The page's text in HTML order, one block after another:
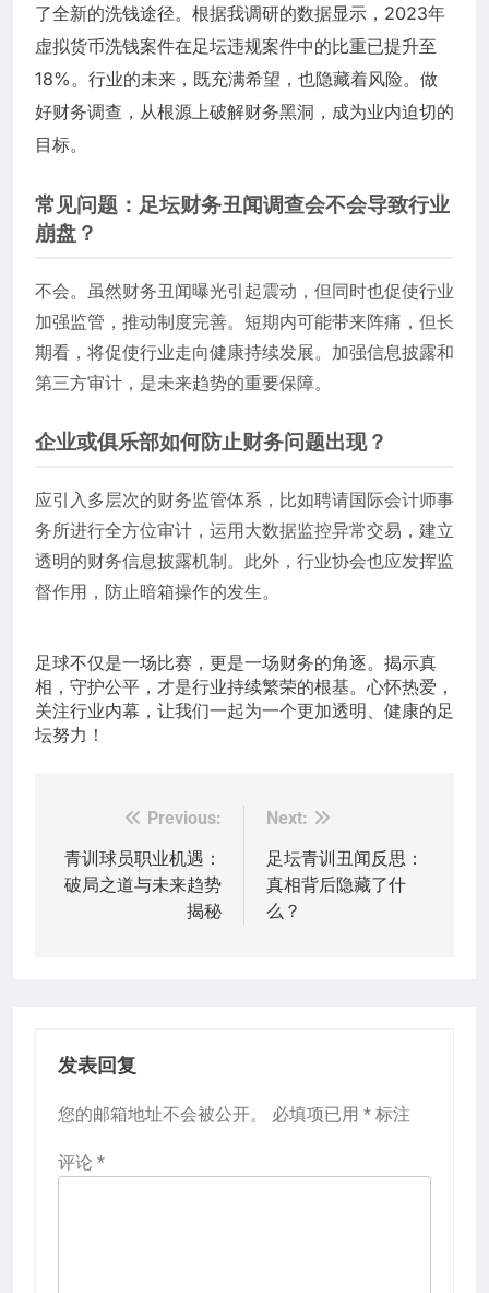
了全新的洗钱途径。根据我调研的数据显示，2023年
虚拟货币洗钱案件在足坛违规案件中的比重已提升至
18%。行业的未来，既充满希望，也隐藏着风险。做
好财务调查，从根源上破解财务黑洞，成为业内迫切的
目标。
常见问题：足坛财务丑闻调查会不会导致行业
崩盘？
不会。虽然财务丑闻曝光引起震动，但同时也促使行业
加强监管，推动制度完善。短期内可能带来阵痛，但长
期看，将促使行业走向健康持续发展。加强信息披露和
第三方审计，是未来趋势的重要保障。
企业或俱乐部如何防止财务问题出现？
应引入多层次的财务监管体系，比如聘请国际会计师事
务所进行全方位审计，运用大数据监控异常交易，建立
透明的财务信息披露机制。此外，行业协会也应发挥监
督作用，防止暗箱操作的发生。
足球不仅是一场比赛，更是一场财务的角逐。揭示真
相，守护公平，才是行业持续繁荣的根基。心怀热爱，
关注行业内幕，让我们一起为一个更加透明、健康的足
坛努力！
章
导
Previous:
青训球员职业机遇：
破局之道与未来趋势
揭秘
Next:
足坛青训丑闻反思：
真相背后隐藏了什
么？
发表回复
您的邮箱地址不会被公开。 必填项已用 * 标注
评论 *